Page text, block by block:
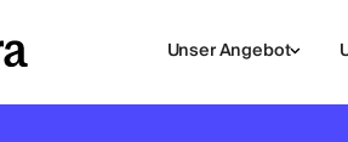
Unser Angebot